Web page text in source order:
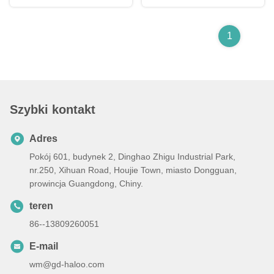
1
Szybki kontakt
Adres
Pokój 601, budynek 2, Dinghao Zhigu Industrial Park,
nr.250, Xihuan Road, Houjie Town, miasto Dongguan,
prowincja Guangdong, Chiny.
teren
86--13809260051
E-mail
wm@gd-haloo.com